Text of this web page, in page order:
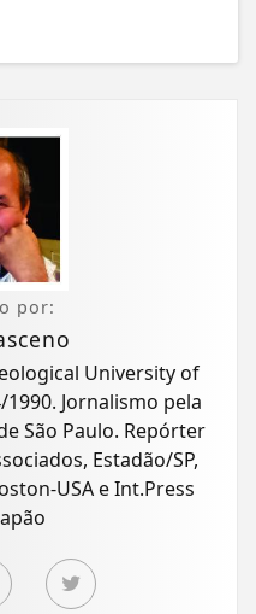
por:
University of
São Paulo. Repórter
Estadão/SP,
USA e Int.Press